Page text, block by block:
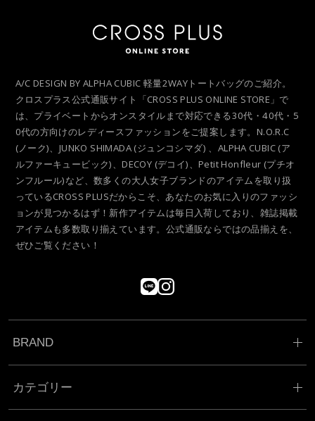
A/C DESIGN BY ALPHA CUBIC 軽量2WAYトートバッグのご紹介。
クロスプラス公式通販サイト「CROSS PLUS ONLINE STORE」で
は、プライベートからオンスタイルまで対応できる30代・40代・5
0代の方向けのレディースファッションをご提案します。N.O.R.C
(ノーク)、JUNKO SHIMADA (ジュンコシマダ) 、ALPHA CUBIC (ア
ルファーキュービック)、DECOY (デコイ)、Petit Honfleur (プチオ
ンフルール)など、数多くの大人女子ブランドのアイテムを取り扱
っているCROSS PLUSだからこそ、あなたのお気に入りのファッシ
ョンが見つかるはず！新作アイテムは毎日入荷しており、雑誌掲載
アイテムも多数取り揃えています。公式通販ならではの品揃えを、
ぜひご覧ください！
BRAND
カテゴリー